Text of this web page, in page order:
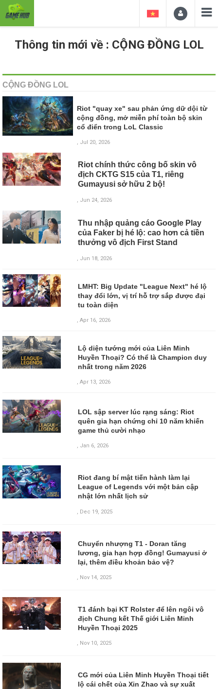
Thông tin mới về : CỘNG ĐỒNG LOL
CỘNG ĐỒNG LOL
Riot "quay xe" sau phản ứng dữ dội từ
cộng đồng, mở miễn phí toàn bộ skin
cổ điển trong LoL Classic
, Jul 20, 2026
Riot chính thức công bố skin vô
địch CKTG S15 của T1, riêng
Gumayusi sở hữu 2 bộ!
, Jun 24, 2026
Thu nhập quảng cáo Google Play
của Faker bị hé lộ: cao hơn cả tiền
thưởng vô địch First Stand
, Jun 18, 2026
LMHT: Big Update "League Next" hé lộ
thay đổi lớn, vị trí hỗ trợ sắp được đại
tu toàn diện
, Apr 16, 2026
Lộ diện tướng mới của Liên Minh
Huyền Thoại? Có thể là Champion duy
nhất trong năm 2026
, Apr 13, 2026
LOL sập server lúc rạng sáng: Riot
quên gia hạn chứng chỉ 10 năm khiến
game thủ cười nhạo
, Jan 6, 2026
Riot đang bí mật tiến hành làm lại
League of Legends với một bản cập
nhật lớn nhất lịch sử
Dec 19, 2025
Chuyển nhượng T1 - Doran tăng
lương, gia hạn hợp đồng! Gumayusi ở
lại, thêm điều khoản bảo vệ?
, Nov 14, 2025
T1 đánh bại KT Rolster để lên ngôi vô
địch Chung kết Thế giới Liên Minh
Huyền Thoại 2025
, Nov 10, 2025
CG mới của Liên Minh Huyền Thoại tiết
lộ cái chết của Xin Zhao và sự xuất